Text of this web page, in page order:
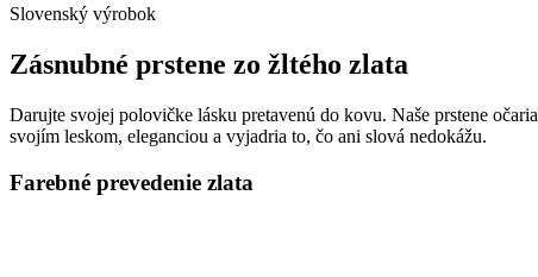
Slovenský výrobok
Zásnubné prstene zo žltého zlata
Darujte svojej polovičke lásku pretavenú do kovu. Naše prstene očaria
svojím leskom, eleganciou a vyjadria to, čo ani slová nedokážu.
Farebné prevedenie zlata